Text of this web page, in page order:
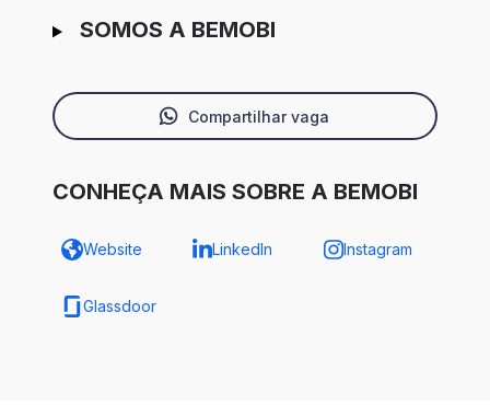
SOMOS A BEMOBI
Compartilhar vaga
CONHEÇA MAIS SOBRE A BEMOBI
Website LinkedIn Instagram
Glassdoor